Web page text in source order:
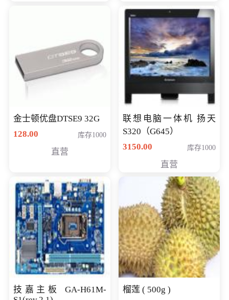
金士顿优盘DTSE9 32G
128.00
库存1000
直营
联想电脑一体机 扬天
S320（G645）
3150.00
库存1000
直营
技嘉主板 GA-H61M-
榴莲 ( 500g )